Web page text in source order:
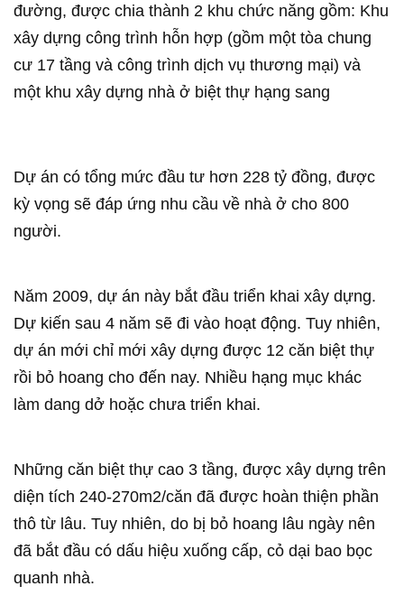
đường, được chia thành 2 khu chức năng gồm: Khu
xây dựng công trình hỗn hợp (gồm một tòa chung
cư 17 tầng và công trình dịch vụ thương mại) và
một khu xây dựng nhà ở biệt thự hạng sang
Dự án có tổng mức đầu tư hơn 228 tỷ đồng, được
kỳ vọng sẽ đáp ứng nhu cầu về nhà ở cho 800
người.
Năm 2009, dự án này bắt đầu triển khai xây dựng.
Dự kiến sau 4 năm sẽ đi vào hoạt động. Tuy nhiên,
dự án mới chỉ mới xây dựng được 12 căn biệt thự
rồi bỏ hoang cho đến nay. Nhiều hạng mục khác
làm dang dở hoặc chưa triển khai.
Những căn biệt thự cao 3 tầng, được xây dựng trên
diện tích 240-270m2/căn đã được hoàn thiện phần
thô từ lâu. Tuy nhiên, do bị bỏ hoang lâu ngày nên
đã bắt đầu có dấu hiệu xuống cấp, cỏ dại bao bọc
quanh nhà.